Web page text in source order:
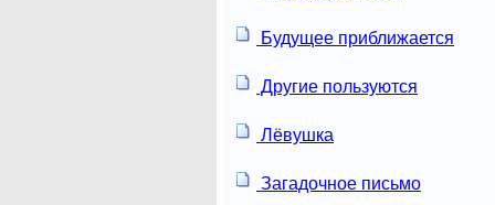
Будущее приближается
Другие пользуются
Лёвушка
Загадочное письмо